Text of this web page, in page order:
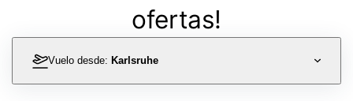
ofertas!
Vuelo desde: Karlsruhe